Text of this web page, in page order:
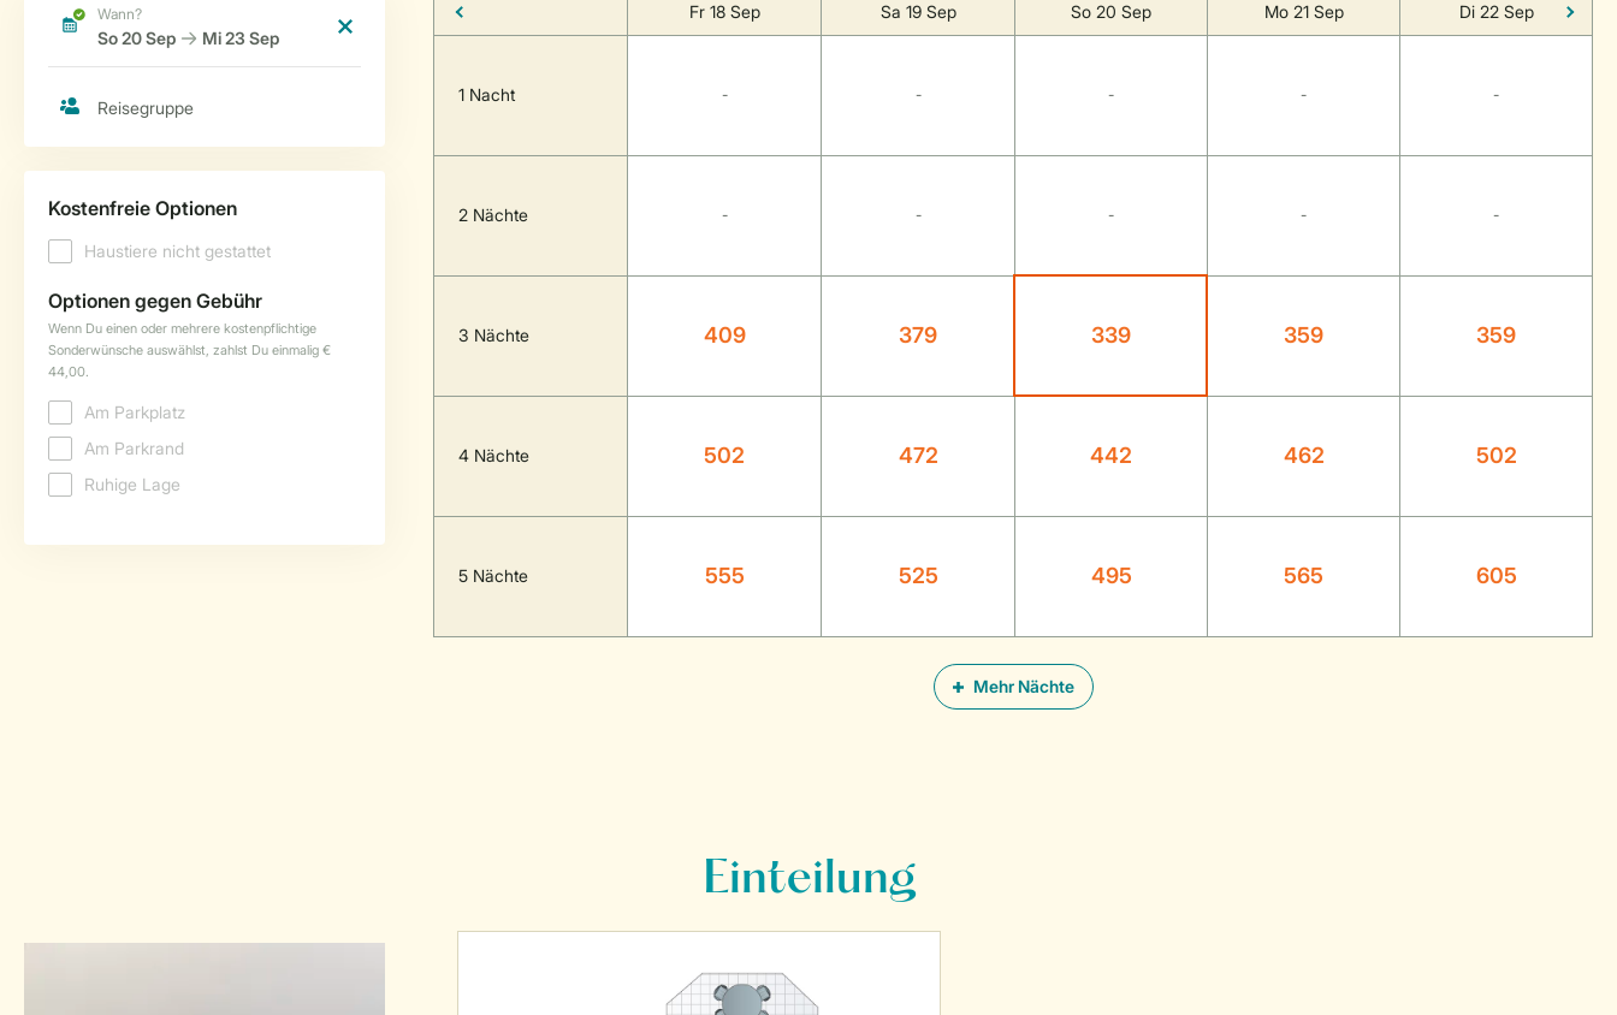
Mehr Nächte
Fr 18 Sep Sa 19 Sep So 20 Sep Mo 21 Sep Di 22 Sep
1 Nacht - - - - -
2 Nächte - - - - -
3 Nächte 409 379 339 359 359
4 Nächte 502 472 442 462 502
5 Nächte 555 525 495 565 605
Einteilung